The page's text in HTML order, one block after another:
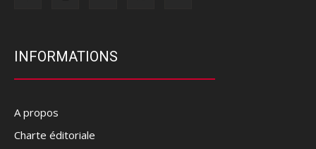
INFORMATIONS
A propos
Charte éditoriale